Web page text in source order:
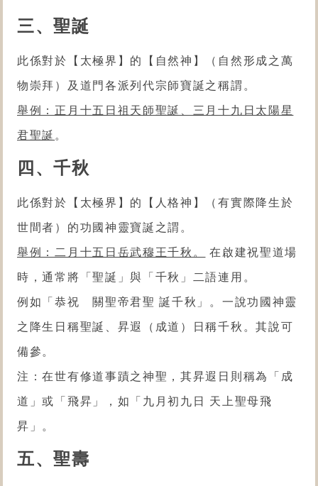
三、聖誕
此係對於【太極界】的【自然神】（自然形成之萬
物崇拜）及道門各派列代宗師寶誕之稱謂。
舉例：正月十五日祖天師聖誕、三月十九日太陽星
君聖誕 。
四 、千秋
此係對於【太極界】的【人格神】（有實際降生於
世間者）的功國神靈寶誕之謂。
舉例：二月十五日岳武穆王千秋。 在啟建祝聖道場
時，通常將「聖誕」與「千秋」二語連用。
例如「恭祝 關聖帝君聖 誕千秋」。一說功國神靈
之降生日稱聖誕、昇遐（成道）日稱千秋。其說可
備參。
注：在世有修道事蹟之神聖，其昇遐日則稱為「成
道」或「飛昇」，如「九月初九日 天上聖母飛
昇」。
五、聖壽